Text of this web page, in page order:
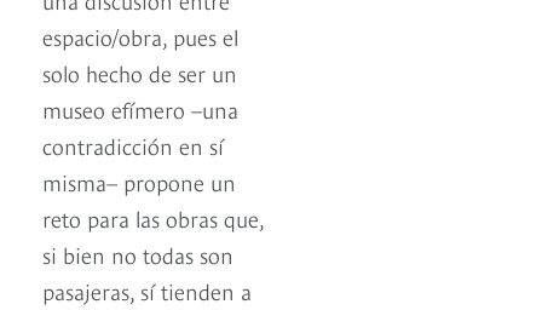
espacio/obra, pues el
solo hecho de ser un
museo efímero –una
contradicción en sí
misma– propone un
reto para las obras que,
si bien no todas son
pasajeras, sí tienden a